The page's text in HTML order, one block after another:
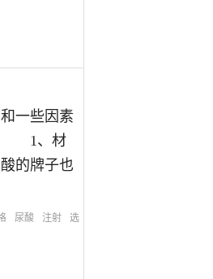
一些因素
1、材
的牌子也
尿酸 注射
选